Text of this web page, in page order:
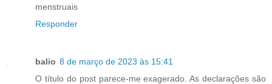
menstruais
Responder
balio 8 de março de 2023 às 15:41
O título do post parece-me exagerado. As declarações são